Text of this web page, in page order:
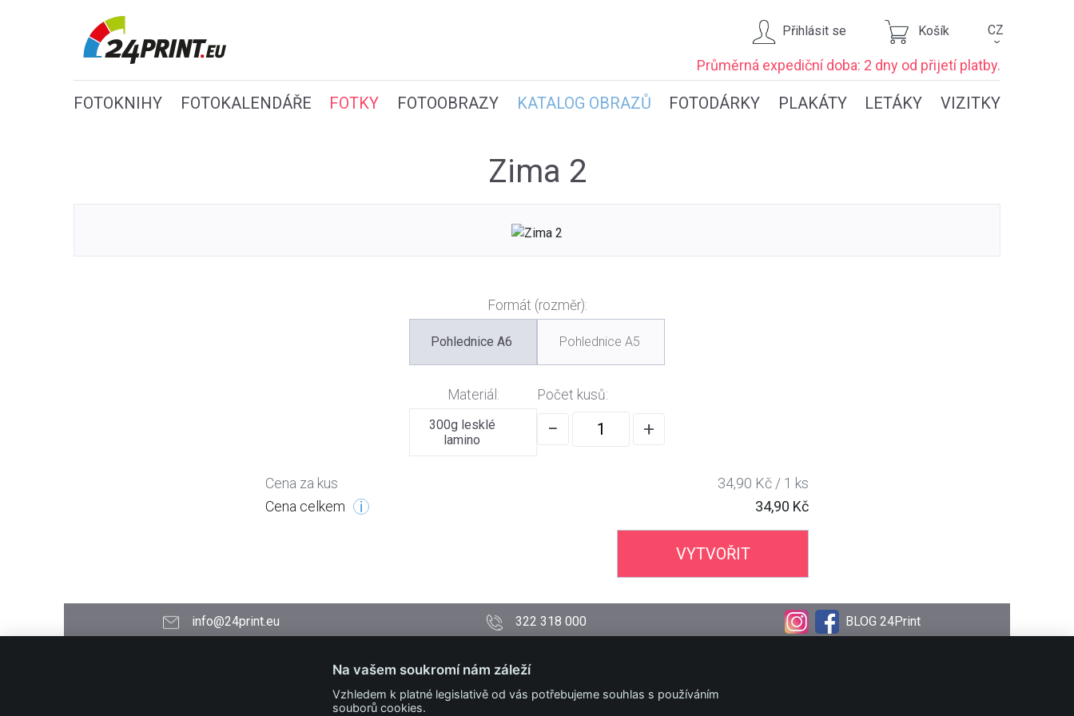
Přihlásit se Košík CZ
›
Průměrná expedičnídoba: 2 dny od přijetí platby.
FOTOKNIHY FOTOKALENDÁŘE FOTKY FOTOOBRAZY KATALOG OBRAZŮ FOTODÁRKY PLAKÁTY LETÁKY VIZITKY
Zima 2
Formát (rozměr):
Pohlednice A6 Pohlednice A5
Materiál:
300g lesklé
lamino
Počet kusů:
− +
Cena za kus
34,90 Kč / 1 ks
Cena celkem
34,90 Kč
VYTVOŘIT
info@24print.eu 322 318 000 BLOG 24Print
PODMÍNKY
Technické podmínky
Na vašem soukromí nám záleží
Vzhledem k platné legislativě od vás potřebujeme souhlas s používáním
souborů cookies.